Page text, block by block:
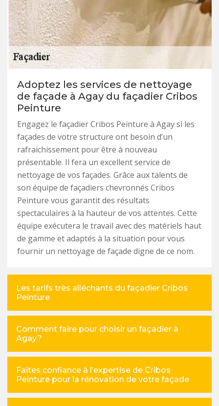
Adoptez les services de nettoyage
de façade à Agay du façadier Cribos
Peinture
Engagez le façadier Cribos Peinture à Agay si les
façades de votre structure ont besoin d’un
rafraichissement pour être à nouveau
présentable. Il fera un excellent service de
nettoyage de vos façades. Grâce aux talents de
son équipe de façadiers chevronnés Cribos
Peinture vous garantit des résultats
spectaculaires à la hauteur de vos attentes. Cette
équipe exécutera le travail avec des matériels haut
de gamme et adaptés à la situation pour vous
fournir un nettoyage de façade digne de ce nom.
Les tarifs très alléchants du façadier Cribos
Peinture
Comment faire pour choisir un façadier à
Agay?
Faites confiance à l’expertise de Cribos
Peinture pour la rénovation de votre façade